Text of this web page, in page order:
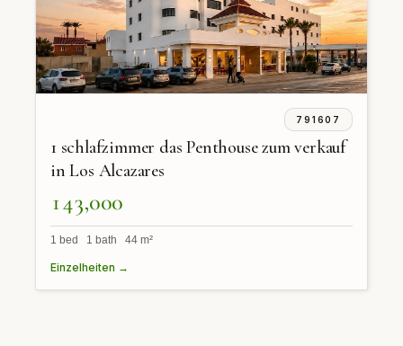
791607
1 schlafzimmer das Penthouse zum verkauf
in Los Alcazares
143,000
1 bed 1 bath 44 m²
Einzelheiten →